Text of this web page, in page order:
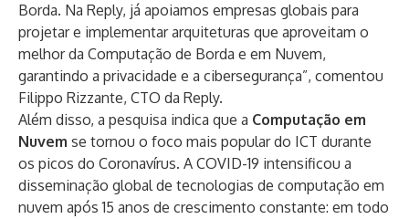
Borda. Na Reply, já apoiamos empresas globais para
projetar e implementar arquiteturas que aproveitam o
melhor da Computação de Borda e em Nuvem,
garantindo a privacidade e a cibersegurança”, comentou
Filippo Rizzante, CTO da Reply.
Além disso, a pesquisa indica que a Computação em
Nuvem se tornou o foco mais popular do ICT durante
os picos do Coronavírus. A COVID-19 intensificou a
disseminação global de tecnologias de computação em
nuvem após 15 anos de crescimento constante: em todo